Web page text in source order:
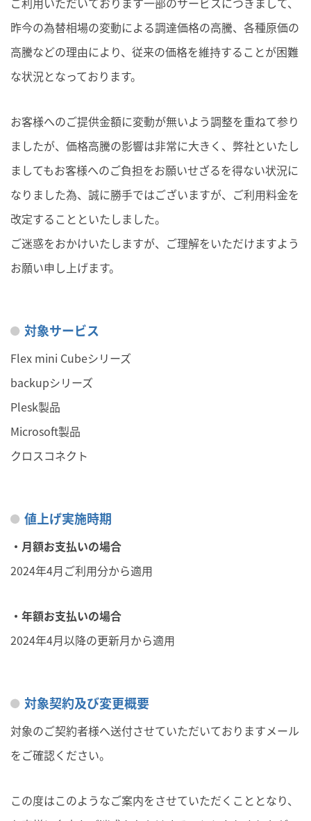
昨今の為替相場の変動による調達価格の高騰、各種原価の
高騰などの理由により、従来の価格を維持することが困難
な状況となっております。
お客様へのご提供金額に変動が無いよう調整を重ねて参り
ましたが、価格高騰の影響は非常に大きく、弊社といたし
ましてもお客様へのご負担をお願いせざるを得ない状況に
なりました為、誠に勝手ではございますが、ご利用料金を
改定することといたしました。
ご迷惑をおかけいたしますが、ご理解をいただけますよう
お願い申し上げます。
対象サービス
Flex mini Cubeシリーズ
backupシリーズ
Plesk製品
Microsoft製品
クロスコネクト
値上げ実施時期
・月額お支払いの場合
2024年4月ご利用分から適用
・年額お支払いの場合
2024年4月以降の更新月から適用
対象契約及び変更概要
対象のご契約者様へ送付させていただいておりますメール
をご確認ください。
この度はこのようなご案内をさせていただくこととなり、